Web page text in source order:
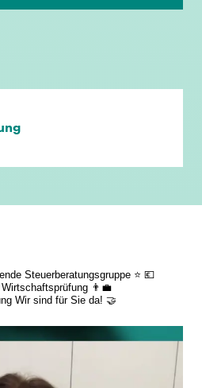
mit
Team-Events
& Weiterbildung
Mandantenbeziehung
Steuerberatungsgruppe ⭐ 💶
👨‍💼
Wir sind für Sie da! 🤝